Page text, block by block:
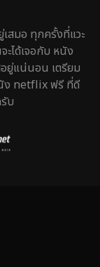
สมอ ทุกครั้งที่แวะ
ะได้เจอกับ หนัง
ยู่แน่นอน เตรียม
ง netflix ฟรี ที่ดี
บ